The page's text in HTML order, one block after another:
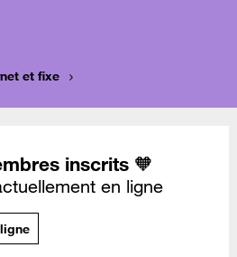
et fixe
inscrits 🧡
en ligne